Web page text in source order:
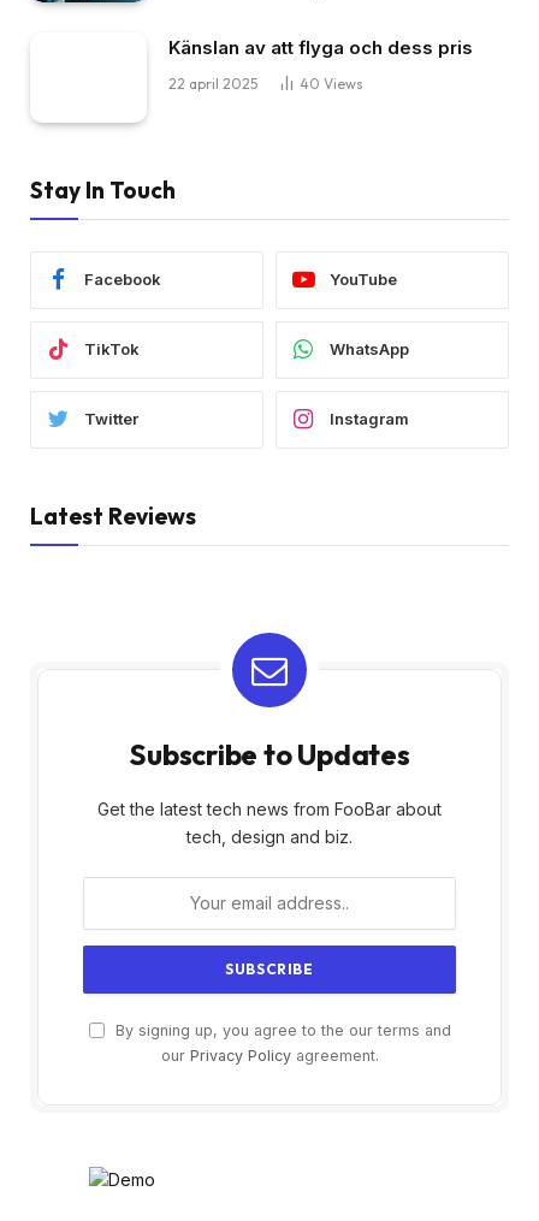
Känslan av att flyga och dess pris
22 april 2025 40 Views
Stay In Touch
Facebook YouTube
TikTok WhatsApp
Twitter Instagram
Latest Reviews
Subscribe to Updates
Get the latest tech news from FooBar about
tech, design and biz.
By signing up, you agree to the our terms and
our Privacy Policyagreement.